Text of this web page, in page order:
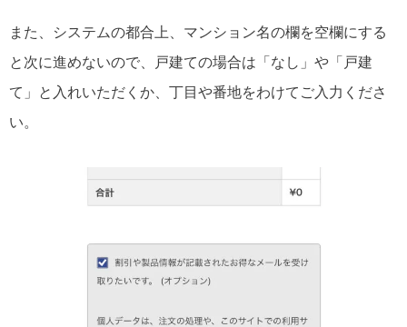
また、システムの都合上、マンション名の欄を空欄にする
と次に進めないので、戸建ての場合は「なし」や「戸建
て」と入れいただくか、丁目や番地をわけてご入力くださ
い。